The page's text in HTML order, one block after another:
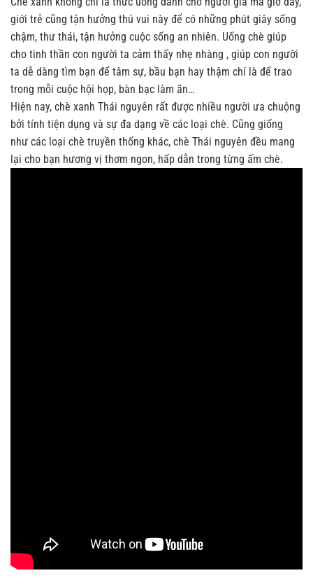
giới trẻ cũng tận hưởng thú vui này để có những phút giây sống
chậm, thư thái, tận hưởng cuộc sống an nhiên. Uống chè giúp
cho tinh thần con người ta cảm thấy nhẹ nhàng , giúp con người
ta dễ dàng tìm bạn để tâm sự, bầu bạn hay thậm chí là để trao
trong mỗi cuộc hội họp, bàn bạc làm ăn…
Hiện nay, chè xanh Thái nguyên rất được nhiều người ưa chuộng
bởi tính tiện dụng và sự đa dạng về các loại chè. Cũng giống
như các loại chè truyền thống khác, chè Thái nguyên đều mang
lại cho bạn hương vị thơm ngon, hấp dẫn trong từng ấm chè.